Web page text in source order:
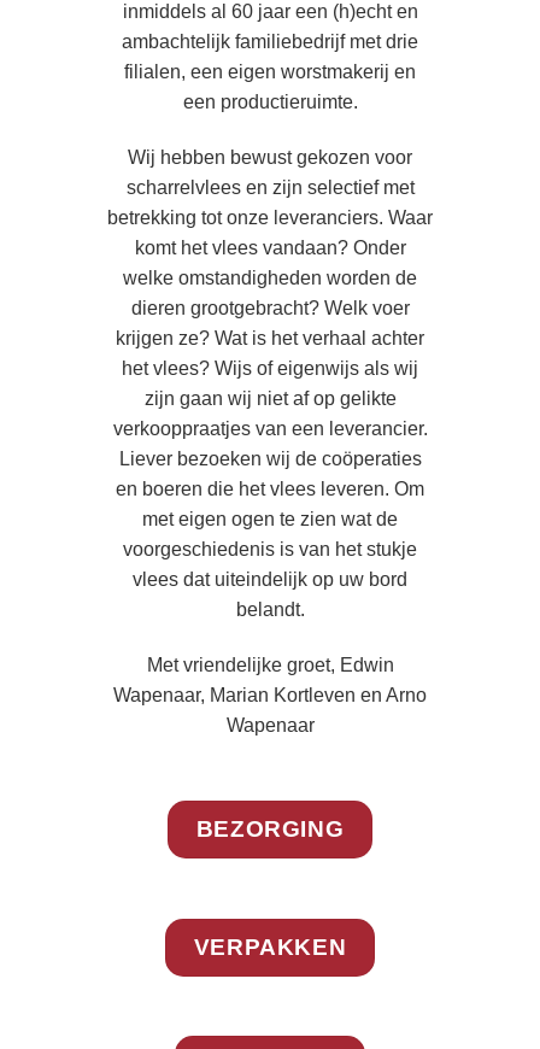
inmiddels al 60 jaar een (h)echt en
ambachtelijk familiebedrijf met drie
filialen, een eigen worstmakerij en
een productieruimte.
Wij hebben bewust gekozen voor
scharrelvlees en zijn selectief met
betrekking tot onze leveranciers. Waar
komt het vlees vandaan? Onder
welke omstandigheden worden de
dieren grootgebracht? Welk voer
krijgen ze? Wat is het verhaal achter
het vlees? Wijs of eigenwijs als wij
zijn gaan wij niet af op gelikte
verkooppraatjes van een leverancier.
Liever bezoeken wij de coöperaties
en boeren die het vlees leveren. Om
met eigen ogen te zien wat de
voorgeschiedenis is van het stukje
vlees dat uiteindelijk op uw bord
belandt.
Met vriendelijke groet, Edwin
Wapenaar, Marian Kortleven en Arno
Wapenaar
BEZORGING
VERPAKKEN